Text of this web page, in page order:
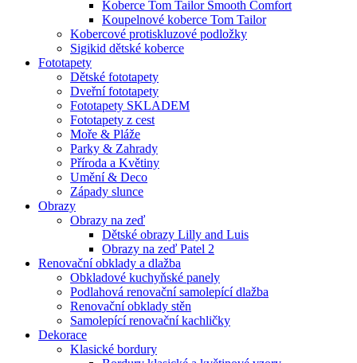
Koberce Tom Tailor Smooth Comfort
Koupelnové koberce Tom Tailor
Kobercové protiskluzové podložky
Sigikid dětské koberce
Fototapety
Dětské fototapety
Dveřní fototapety
Fototapety SKLADEM
Fototapety z cest
Moře & Pláže
Parky & Zahrady
Příroda a Květiny
Umění & Deco
Západy slunce
Obrazy
Obrazy na zeď
Dětské obrazy Lilly and Luis
Obrazy na zeď Patel 2
Renovační obklady a dlažba
Obkladové kuchyňské panely
Podlahová renovační samolepící dlažba
Renovační obklady stěn
Samolepící renovační kachličky
Dekorace
Klasické bordury